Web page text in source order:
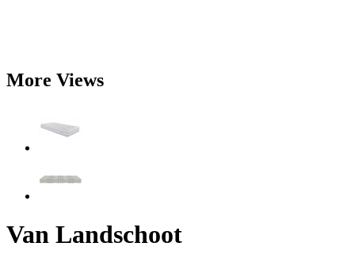
More Views
Van Landschoot